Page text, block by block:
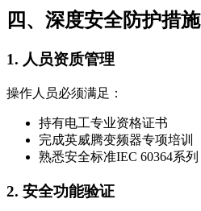
四、深度安全防护措施
1. 人员资质管理
操作人员必须满足：
持有电工专业资格证书
完成英威腾变频器专项培训
熟悉安全标准IEC 60364系列
2. 安全功能验证